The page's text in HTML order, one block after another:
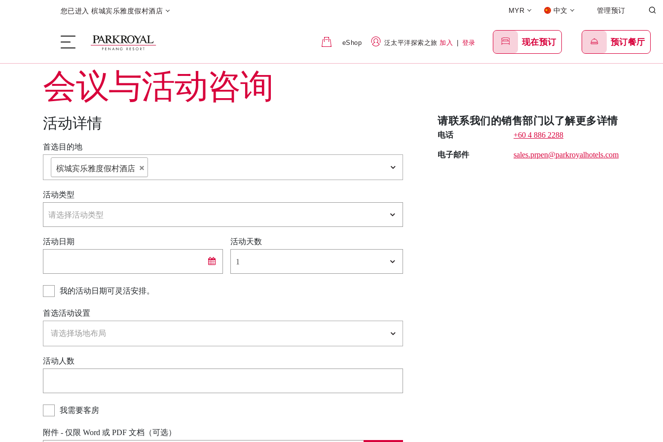
您已进入 槟城宾乐雅度假村酒店 MYR 中文 管理预订
eShop 泛太平洋探索之旅 加入 | 登录 现在预订 预订餐厅
度假村
睡眠
餐饮
优惠
享受
会议
庆典
泛太平洋酒店的探索之旅
槟城宾乐雅度假村
会议与活动咨询
活动详情
首选目的地
槟城宾乐雅度假村酒店
活动类型
请选择活动类型
活动日期 活动天数
1
我的活动日期可灵活安排。
首选活动设置
活动人数
我需要客房
附件 - 仅限 Word 或 PDF 文档（可选）
请联系我们的销售部门以了解更多详情
电话 +60 4 886 2288
电子邮件 sales.prpen@parkroyalhotels.com